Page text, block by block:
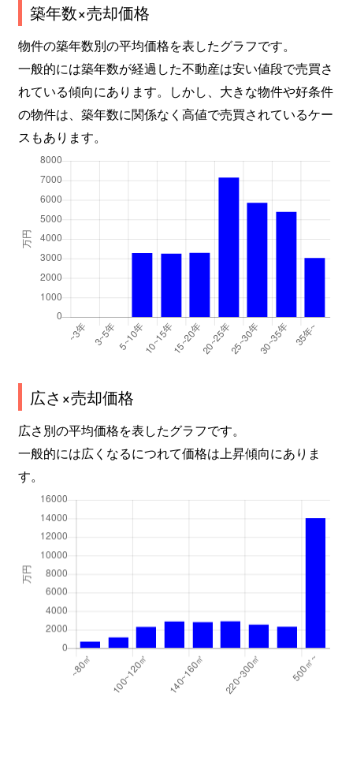
築年数×売却価格
物件の築年数別の平均価格を表したグラフです。
一般的には築年数が経過した不動産は安い値段で売買さ
れている傾向にあります。しかし、大きな物件や好条件
の物件は、築年数に関係なく高値で売買されているケー
スもあります。
広さ×売却価格
広さ別の平均価格を表したグラフです。
一般的には広くなるにつれて価格は上昇傾向にありま
す。